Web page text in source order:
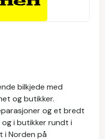
bilkjede med
og butikker.
og et bredt
i butikker rundt i
i Norden på